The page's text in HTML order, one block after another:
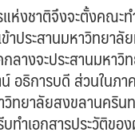
งชาติจึงจะตั้งคณะ
ข้าประสานมหาวิทย
างจะประสานมหาวิ
ธิการบดี ส่วนในภาค
ยาลัยสงขลานคริน
ำเอกสารประวัติข